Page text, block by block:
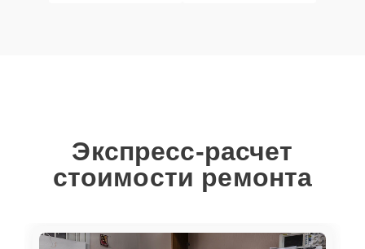
Экспресс-расчет
стоимости ремонта